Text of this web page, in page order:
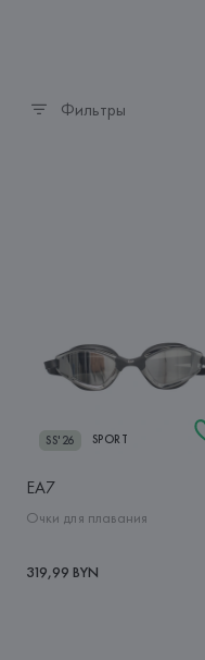
Фильтры
SS'26 SPORT
EA7
Очки для плавания
319,99 BYN